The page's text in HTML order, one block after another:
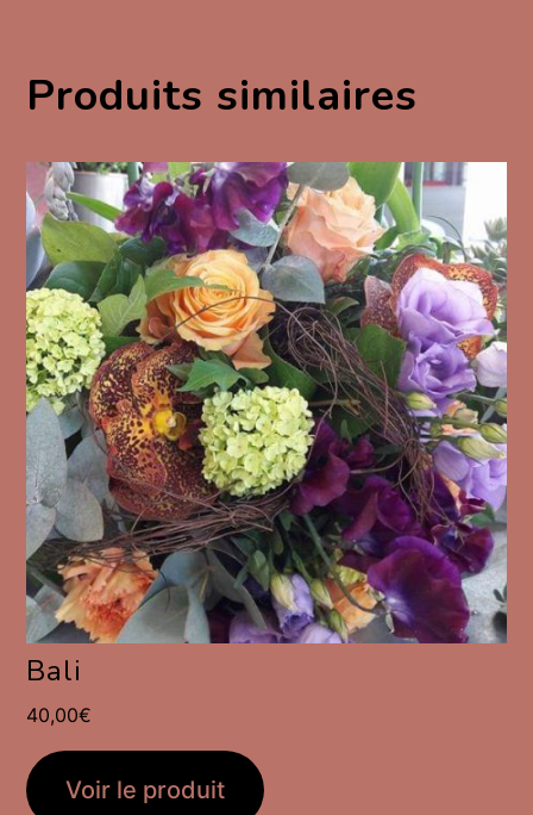
Produits similaires
Bali
40,00€
Voir le produit